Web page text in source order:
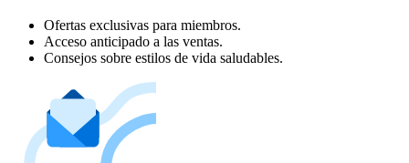
Ofertas exclusivas para miembros.
Acceso anticipado a las ventas.
Consejos sobre estilos de vida saludables.